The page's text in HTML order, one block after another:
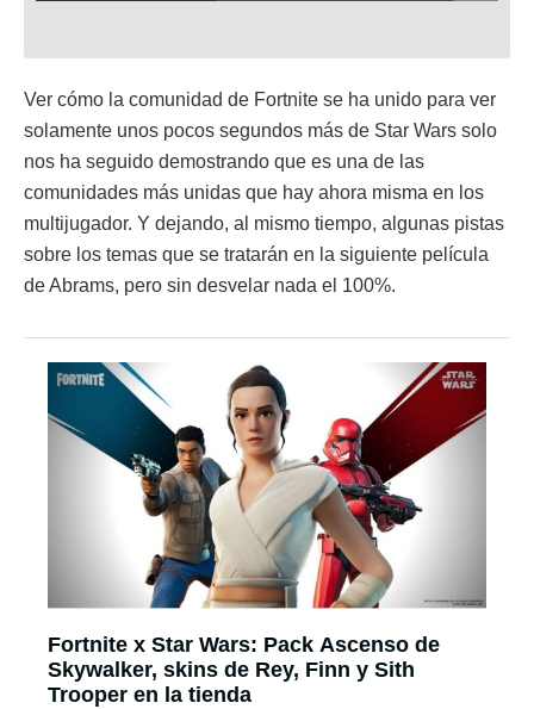
Ver cómo la comunidad de Fortnite se ha unido para ver
solamente unos pocos segundos más de Star Wars solo
nos ha seguido demostrando que es una de las
comunidades más unidas que hay ahora misma en los
multijugador. Y dejando, al mismo tiempo, algunas pistas
sobre los temas que se tratarán en la siguiente película
de Abrams, pero sin desvelar nada el 100%.
Fortnite x Star Wars: Pack Ascenso de
Skywalker, skins de Rey, Finn y Sith
Trooper en la tienda